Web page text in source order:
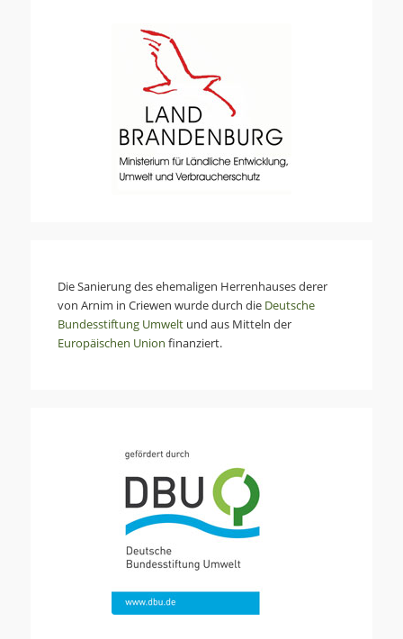
Die Sanierung des ehemaligen Herrenhauses derer
von Arnim in Criewen wurde durch die Deutsche
Bundesstiftung Umweltund aus Mitteln der
Europäischen Union finanziert.